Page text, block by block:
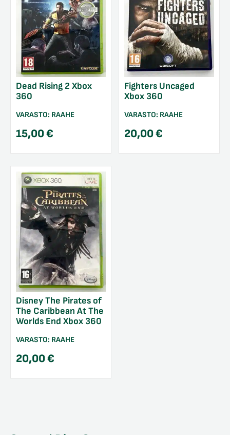
Dead Rising 2 Xbox
360
VARASTO: RAAHE
15,00€
Fighters Uncaged
Xbox 360
VARASTO: RAAHE
20,00€
Disney The Pirates of
The Caribbean At The
Worlds End Xbox 360
VARASTO: RAAHE
20,00€